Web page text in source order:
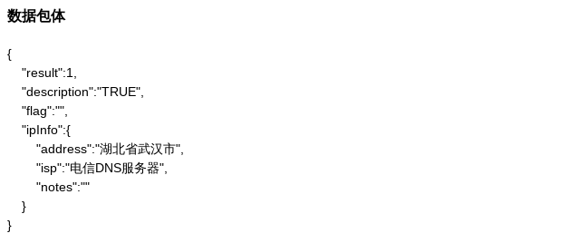
数据包体
{
    "result":1,
    "description":"TRUE",
    "flag":"",
    "ipInfo":{
        "address":"湖北省武汉市",
        "isp":"电信DNS服务器",
        "notes":""
    }
}